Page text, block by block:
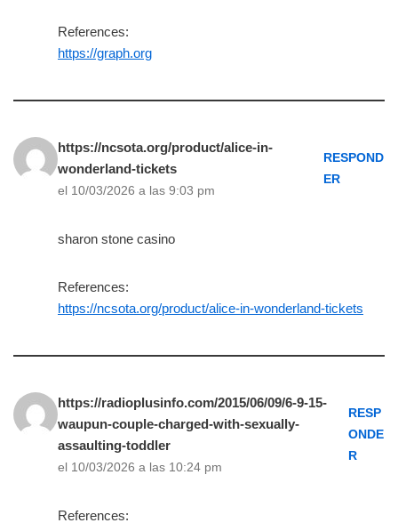
References:
https://graph.org
https://ncsota.org/product/alice-in-
wonderland-tickets
el 10/03/2026 a las 9:03 pm
RESPOND
ER
sharon stone casino
References:
https://ncsota.org/product/alice-in-wonderland-tickets
https://radioplusinfo.com/2015/06/09/6-9-15-
waupun-couple-charged-with-sexually-
assaulting-toddler
el 10/03/2026 a las 10:24 pm
RESP
ONDE
R
References: